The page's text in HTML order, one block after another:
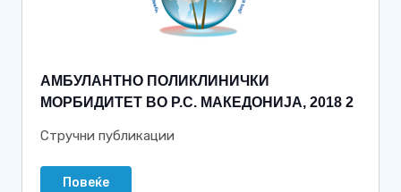
АМБУЛАНТНО ПОЛИКЛИНИЧКИ
МОРБИДИТЕТ ВО Р.С. МАКЕДОНИЈА, 2018 2
Стручни публикации
Повеќе